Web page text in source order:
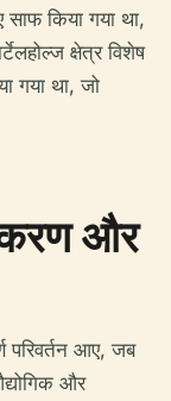
किया गया था,
क्षेत्र विशेष
गया था, जो
और
परिवर्तन आए, जब
और